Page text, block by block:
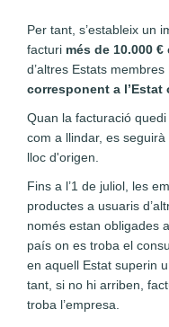
Per tant, s’estableix un
facturi més de 10.000 €
d’altres Estats
corresponent a
Quan la facturació
com a llindar, es
lloc d'origen.
Fins a l’1 de juliol, les
productes a usuaris
només estan obligades
país on es troba el
en aquell Estat superin
tant, si no hi arriben,
troba l’empresa.